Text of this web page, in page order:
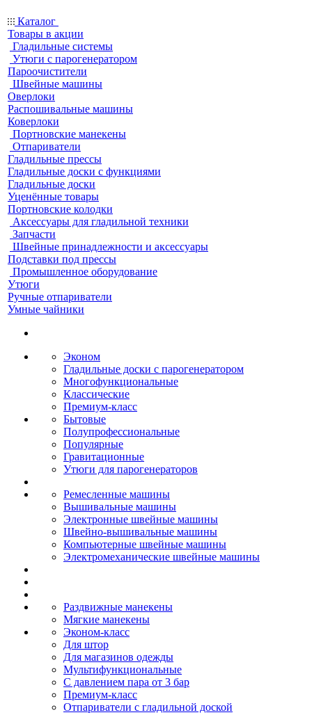
Каталог
Товары в акции
Гладильные системы
Утюги с парогенератором
Пароочистители
Швейные машины
Оверлоки
Распошивальные машины
Коверлоки
Портновские манекены
Отпариватели
Гладильные прессы
Гладильные доски с функциями
Гладильные доски
Уценённые товары
Портновские колодки
Аксессуары для гладильной техники
Запчасти
Швейные принадлежности и аксессуары
Подставки под прессы
Промышленное оборудование
Утюги
Ручные отпариватели
Умные чайники
Эконом
Гладильные доски с парогенератором
Многофункциональные
Классические
Премиум-класс
Бытовые
Полупрофессиональные
Популярные
Гравитационные
Утюги для парогенераторов
Ремесленные машины
Вышивальные машины
Электронные швейные машины
Швейно-вышивальные машины
Компьютерные швейные машины
Электромеханические швейные машины
Раздвижные манекены
Мягкие манекены
Эконом-класс
Для штор
Для магазинов одежды
Мультифункциональные
С давлением пара от 3 бар
Премиум-класс
Отпариватели с гладильной доской